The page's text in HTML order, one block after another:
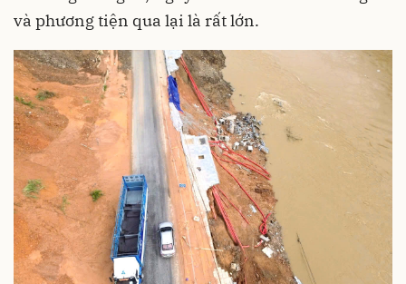
và phương tiện qua lại là rất lớn.